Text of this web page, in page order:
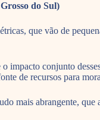
do Sul)
que vão de
conjunto
de recursos para
mais abrangente,